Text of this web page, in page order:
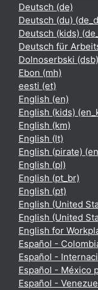
Deutsch ‎(de)‎
Deutsch (du)
Deutsch (kids)
Deutsch für
Dolnoserbski ‎(dsb)‎
Ebon ‎(mh)‎
eesti ‎(et)‎
English ‎(en)‎
English (kids)
English ‎(km)‎
English ‎(lt)‎
English (pirate)
English ‎(pl)‎
English ‎(pt_br)‎
English ‎(pt)‎
English (United
English (United
English for
Español -
Español -
Español - México
Español -